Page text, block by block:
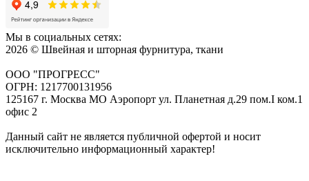
Мы в социальных сетях:
2026 © Швейная и шторная фурнитура, ткани
ООО "ПРОГРЕСС"
ОГРН: 1217700131956
125167 г. Москва МО Аэропорт ул. Планетная д.29 пом.I ком.1
офис 2
Данный сайт не является публичной офертой и носит
исключительно информационный характер!